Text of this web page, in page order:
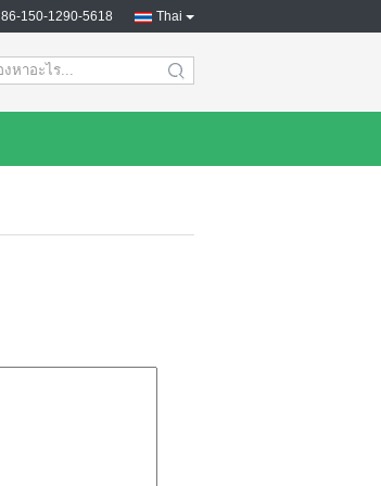
Thai
86-150-1290-5618
search